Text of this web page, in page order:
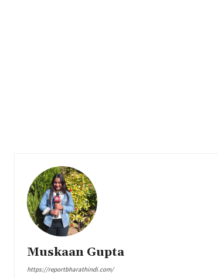
Muskaan Gupta
https://reportbharathindi.com/